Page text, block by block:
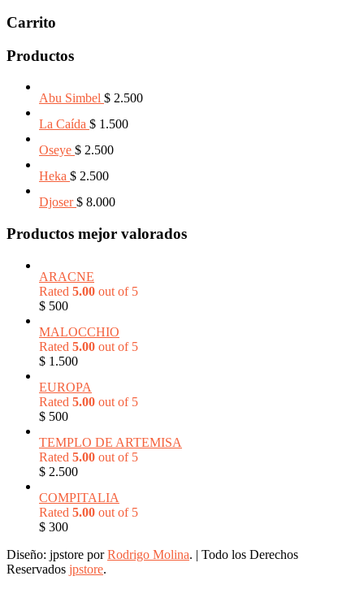
Carrito
Productos
Abu Simbel $ 2.500
La Caída $ 1.500
Oseye $ 2.500
Heka $ 2.500
Djoser $ 8.000
Productos mejor valorados
ARACNE
Rated 5.00 out of 5
$ 500
MALOCCHIO
Rated 5.00 out of 5
$ 1.500
EUROPA
Rated 5.00 out of 5
$ 500
TEMPLO DE ARTEMISA
Rated 5.00 out of 5
$ 2.500
COMPITALIA
Rated 5.00 out of 5
$ 300
Diseño: jpstore porRodrigo Molina. | Todo los Derechos
Reservados jpstore.